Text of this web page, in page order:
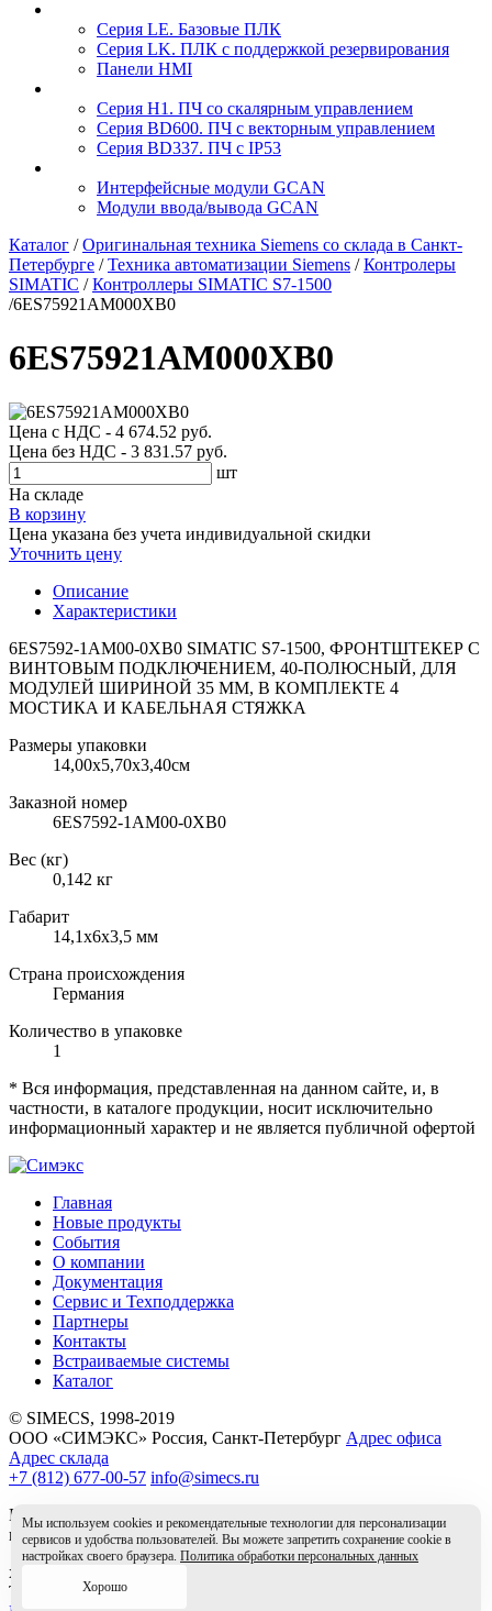
Серия LE. Базовые ПЛК
Серия LK. ПЛК с поддержкой резервирования
Панели HMI
Серия H1. ПЧ со скалярным управлением
Серия BD600. ПЧ с векторным управлением
Серия BD337. ПЧ с IP53
Интерфейсные модули GCAN
Модули ввода/вывода GCAN
Каталог / Оригинальная техника Siemens со склада в Санкт-
Петербурге / Техника автоматизации Siemens / Контролеры
SIMATIC / Контроллеры SIMATIC S7-1500
/6ES75921AM000XB0
6ES75921AM000XB0
Цена с НДС - 4 674.52 руб.
Цена без НДС - 3 831.57 руб.
шт
На складе
В корзину
Цена указана без учета индивидуальной скидки
Уточнить цену
Описание
Характеристики
6ES7592-1AM00-0XB0 SIMATIC S7-1500, ФРОНТШТЕКЕР С
ВИНТОВЫМ ПОДКЛЮЧЕНИЕМ, 40-ПОЛЮСНЫЙ, ДЛЯ
МОДУЛЕЙ ШИРИНОЙ 35 ММ, В КОМПЛЕКТЕ 4
МОСТИКА И КАБЕЛЬНАЯ СТЯЖКА
Размеры упаковки
14,00х5,70х3,40см
Заказной номер
6ES7592-1AM00-0XB0
Вес (кг)
0,142 кг
Габарит
14,1х6х3,5 мм
Страна происхождения
Германия
Количество в упаковке
1
* Вся информация, представленная на данном сайте, и, в
частности, в каталоге продукции, носит исключительно
информационный характер и не является публичной офертой
Главная
Новые продукты
События
О компании
Документация
Сервис и Техподдержка
Партнеры
Контакты
Встраиваемые системы
Каталог
© SIMECS, 1998-2019
ООО «СИМЭКС» Россия, Санкт-Петербург Адрес офиса
Адрес склада
+7 (812) 677-00-57 info@simecs.ru
Вся информация на данном сайте носит справочный характер
и не является публичной офертой.
x
Товар в корзине
Мы используем cookies и рекомендательные технологии для персонализации
сервисов и удобства пользователей. Вы можете запретить сохранение cookie в
настройках своего браузера. Политика обработки персональных данных
Хорошо